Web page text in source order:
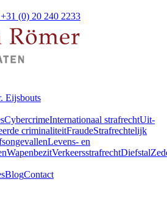
(0) 20 240 2233
Eijsbouts
CybercrimeInternationaal strafrechtUit-
criminaliteitFraudeStrafrechtelijk
Levens- en
WapenbezitVerkeersstrafrechtDiefstal
BlogContact